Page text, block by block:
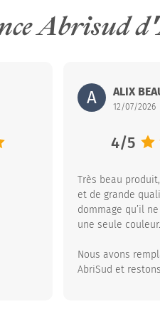
Abrisud
du Pont Peyrin – 32600 l’ISLE-
Abrisud 15 rue
A ALIX
12/07/2026
Note
4/5
Très beau
et de grande
dommage qu’il
une seule couleur.
Nous avons
AbriSud et